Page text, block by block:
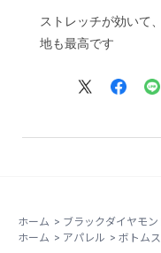
ストレッチが効いて
地も最高です
ホーム > ブラックダイヤモン
ホーム > アパレル > ボトムス